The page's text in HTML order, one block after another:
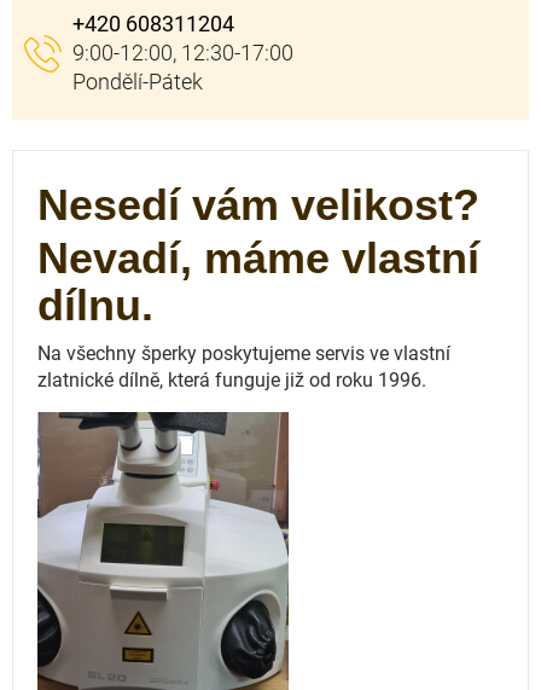
+420 608311204
Nesedí vám velikost?
Nevadí, máme vlastní
dílnu.
Na všechny šperky poskytujeme servis ve vlastní
zlatnické dílně, která funguje již od roku 1996.